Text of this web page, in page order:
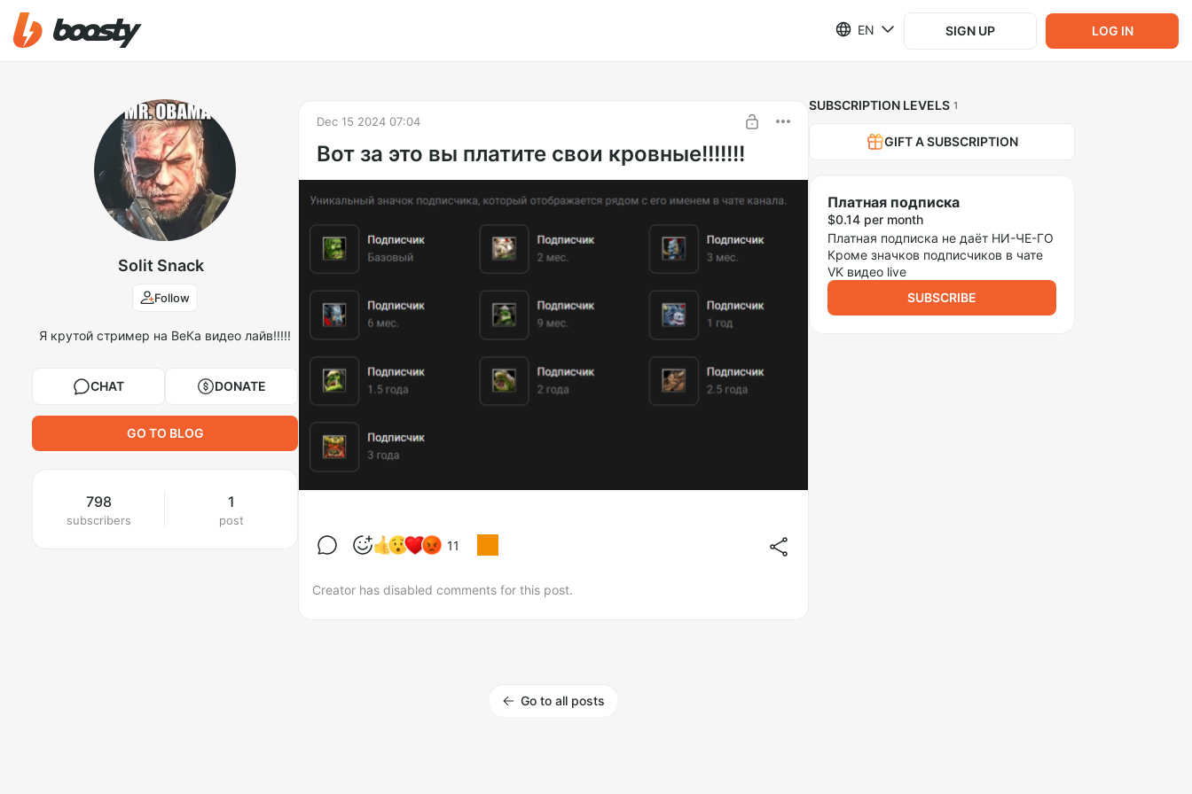
EN SIGN UP LOG IN
Solit Snack
Follow
Я крутой стример на ВеКа видео лайв!!!!!
CHAT DONATE
GO TO BLOG
798
subscribers
1
post
Dec 15 2024 07:04
Вот за это вы платите свои кровные!!!!!!!
11
Creator has disabled comments for this post.
Go to all posts
SUBSCRIPTION LEVELS 1
GIFT A SUBSCRIPTION
Платная подписка
$0.14 per month
Платная подписка не даёт НИ-ЧЕ-ГО
Кроме значков подписчиков в чате
VK видео live
SUBSCRIBE